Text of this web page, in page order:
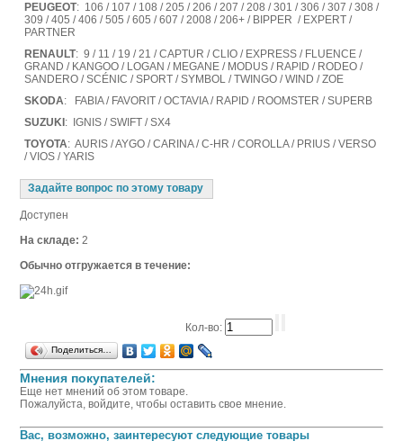
PEUGEOT: 106 / 107 / 108 / 205 / 206 / 207 / 208 / 301 / 306 / 307 / 308 /
309 / 405 / 406 / 505 / 605 / 607 / 2008 / 206+ / BIPPER / EXPERT /
PARTNER
RENAULT: 9 / 11 / 19 / 21 / CAPTUR / CLIO / EXPRESS / FLUENCE /
GRAND / KANGOO / LOGAN / MEGANE / MODUS / RAPID / RODEO /
SANDERO / SCÉNIC / SPORT / SYMBOL / TWINGO / WIND / ZOE
SKODA: FABIA / FAVORIT / OCTAVIA / RAPID / ROOMSTER / SUPERB
SUZUKI : IGNIS / SWIFT / SX4
TOYOTA: AURIS / AYGO / CARINA / C-HR / COROLLA / PRIUS / VERSO
/ VIOS / YARIS
Задайте вопрос по этому товару
Доступен
На складе: 2
Обычно отгружается в течение:
Кол-во:
Поделиться…
Мнения покупателей:
Еще нет мнений об этом товаре.
Пожалуйста, войдите, чтобы оставить свое мнение.
Вас, возможно, заинтересуют следующие товары